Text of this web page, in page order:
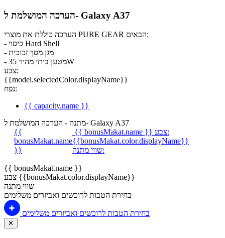
הערכה המושלמת ל- Galaxy A37
הערכה כוללת את מוצרי PURE GEAR הבאים:
- כיסוי Hard Shell
- מגן מסך זכוכית
- מטען ביתי מהיר 35W
צבע:
{{model.selectedColor.displayName}}
נפח:
{{ capacity.name }}
מתנה - הערכה המושלמת ל- Galaxy A37
{{
bonusMakat.name
}}
{{ bonusMakat.name }}
צבע:
{{bonusMakat.color.displayName}}
שווי מתנה:
{{ bonusMakat.name }}
צבע {{bonusMakat.color.displayName}}
שווי מתנה
בחירת הטבות לרוכשים ואביזרים משלימים
בחירת הטבות לרוכשים ואביזרים משלימים
✕